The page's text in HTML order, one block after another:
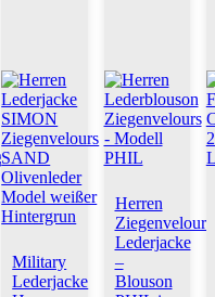
Military
Lederjacke
Herren
Ziegenvelours
Lederjacke
–
Blouson